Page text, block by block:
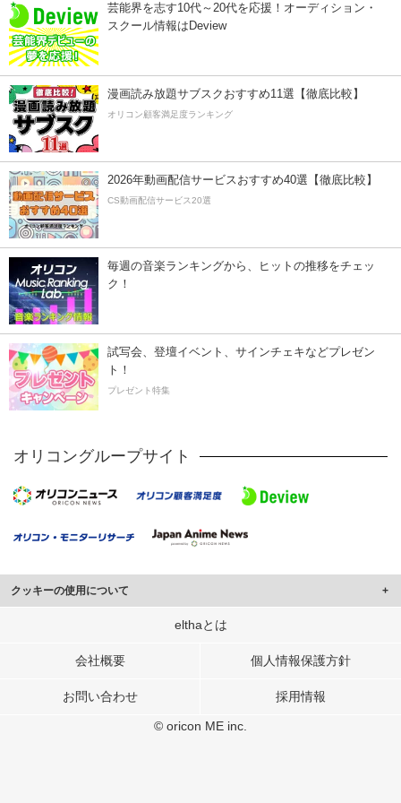
芸能界を志す10代～20代を応援！オーディション・
スクール情報はDeview
漫画読み放題サブスクおすすめ11選【徹底比較】
オリコン顧客満足度ランキング
2026年動画配信サービスおすすめ40選【徹底比較】
CS動画配信サービス20選
毎週の音楽ランキングから、ヒットの推移をチェッ
ク！
試写会、登壇イベント、サインチェキなどプレゼン
ト！
プレゼント特集
オリコングループサイト
クッキーの使用について
このサイトでは Cookie を使用して、ユーザーに合わせたコンテンツや広告の
行っています。
メディアや広告配信、データ解析の各パートナーに提供しています。
elthaとは
会社概要 個人情報保護方針
お問い合わせ 採用情報
© oricon ME inc.